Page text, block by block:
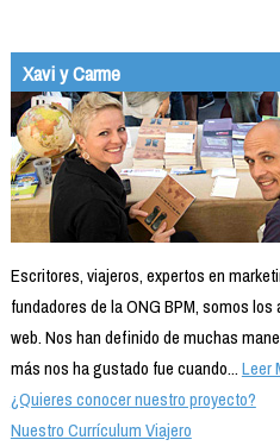
Xavi y Carme
Escritores, viajeros, expertos en
fundadores de la ONG BPM, somos
web. Nos han definido de muchas
más nos ha gustado fue cuando...Leer
¿Quieres conocer nuestro proyecto?
Nuestro Currículum Viajero